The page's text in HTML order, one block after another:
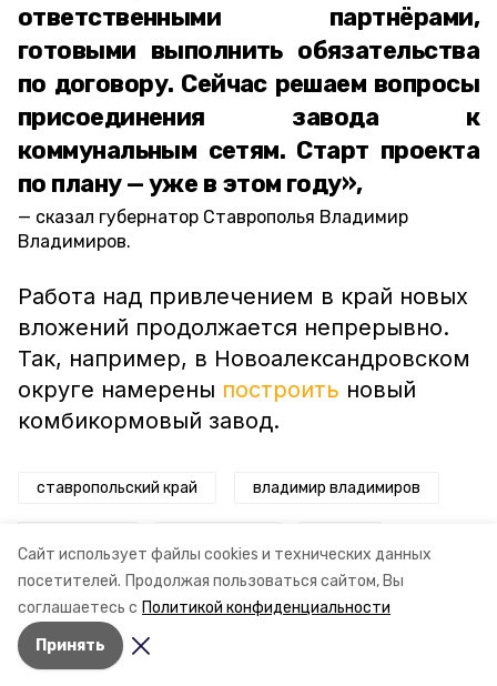
Сайт использует файлы cookies и технических данных
посетителей. Продолжая пользоваться сайтом, Вы
соглашаетесь с Политикой конфиденциальности
Принять
ответственными партнёрами,
готовыми выполнить обязательства
по договору. Сейчас решаем вопросы
присоединения завода к
коммунальным сетям. Старт проекта
по плану — уже в этом году»,
сказал губернатор Ставрополья Владимир
Владимиров.
Работа над привлечением в край новых
вложений продолжается непрерывно.
Так, например, в Новоалександровском
округе намерены построить новый
комбикормовый завод.
ставропольский край владимир владимиров
полимерная упаковка
Авторы: Сталина Лесь-Нелина